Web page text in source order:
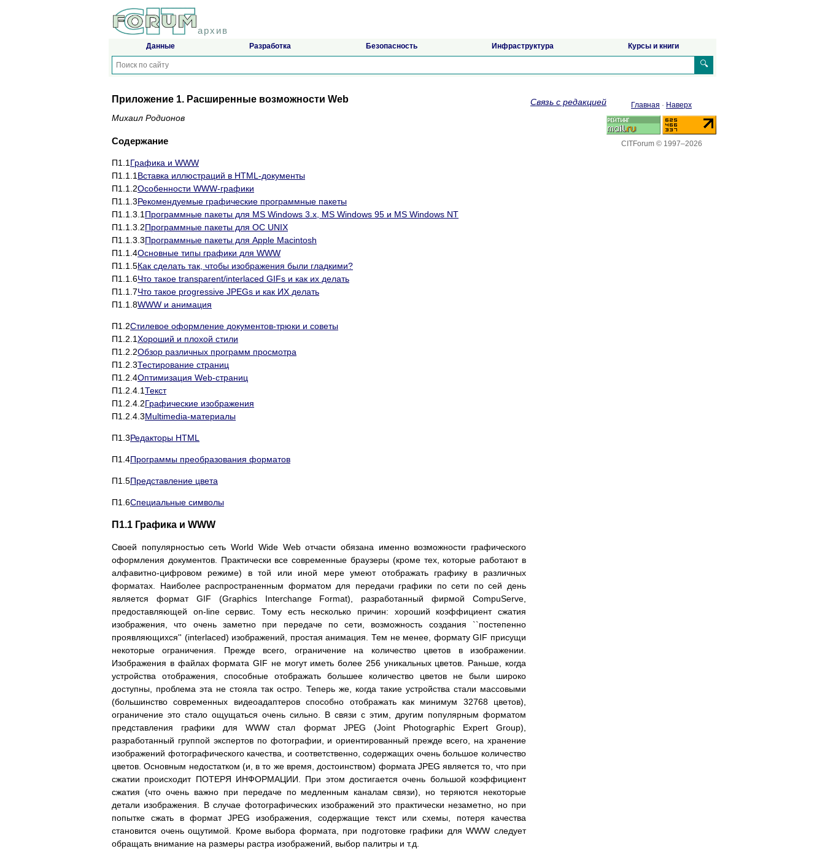
архив
Данные Разработка Безопасность Инфраструктура Курсы и книги
🔍
Приложение 1. Расширенные возможности Web
Михаил Родионов
Содержание
П1.1 Графика и WWW
П1.1.1 Вставка иллюстраций в HTML-документы
П1.1.2Особенности WWW-графики
П1.1.3Рекомендуемые графические программные пакеты
П1.1.3.1 Программные пакеты для MS Windows 3.x, MS Windows 95 и MS Windows NT
П1.1.3.2Программные пакеты для ОС UNIX
П1.1.3.3Программные пакеты для Apple Macintosh
П1.1.4Основные типы графики для WWW
П1.1.5Как сделать так, чтобы изображения были гладкими?
П1.1.6Что такое transparent/interlaced GIFs и как их делать
П1.1.7Что такое progressive JPEGs и как ИХ делать
П1.1.8WWW и анимация
П1.2Стилевое оформление документов-трюки и советы
П1.2.1Хороший и плохой стили
П1.2.2Обзор различных программ просмотра
П1.2.3Тестирование страниц
П1.2.4Оптимизация Web-страниц
П1.2.4.1Текст
П1.2.4.2Графические изображения
П1.2.4.3Multimedia-материалы
П1.3Редакторы HTML
П1.4Программы преобразования форматов
П1.5Представление цвета
П1.6Специальные символы
П1.1 Графика и WWW
Своей популярностью сеть World Wide Web отчасти обязана именно возможности графического
оформления документов. Практически все современные браузеры (кроме тех, которые работают в
алфавитно-цифровом режиме) в той или иной мере умеют отображать графику в различных
форматах. Наиболее распространенным форматом для передачи графики по сети по сей день
является формат GIF (Graphics Interchange Format), разработанный фирмой CompuServe,
предоставляющей on-line сервис. Тому есть несколько причин: хороший коэффициент сжатия
изображения, что очень заметно при передаче по сети, возможность создания ``постепенно
проявляющихся'' (interlaced) изображений, простая анимация. Тем не менее, формату GIF присущи
некоторые ограничения. Прежде всего, ограничение на количество цветов в изображении.
Изображения в файлах формата GIF не могут иметь более 256 уникальных цветов. Раньше, когда
устройства отображения, способные отображать большее количество цветов не были широко
доступны, проблема эта не стояла так остро. Теперь же, когда такие устройства стали массовыми
(большинство современных видеоадаптеров способно отображать как минимум 32768 цветов),
ограничение это стало ощущаться очень сильно. В связи с этим, другим популярным форматом
представления графики для WWW стал формат JPEG (Joint Photographic Expert Group),
разработанный группой экспертов по фотографии, и ориентированный прежде всего, на хранение
изображений фотографического качества, и соответственно, содержащих очень большое количество
цветов. Основным недостатком (и, в то же время, достоинством) формата JPEG является то, что при
сжатии происходит ПОТЕРЯ ИНФОРМАЦИИ. При этом достигается очень большой коэффициент
сжатия (что очень важно при передаче по медленным каналам связи), но теряются некоторые
детали изображения. В случае фотографических изображений это практически незаметно, но при
попытке сжать в формат JPEG изображения, содержащие текст или схемы, потеря качества
становится очень ощутимой. Кроме выбора формата, при подготовке графики для WWW следует
обращать внимание на размеры растра изображений, выбор палитры и т.д.
Связь с редакцией Главная · Наверх
CITForum © 1997–2026